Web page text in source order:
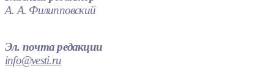
А. А. Филипповский
Эл. почта редакции
info@vesti.ru